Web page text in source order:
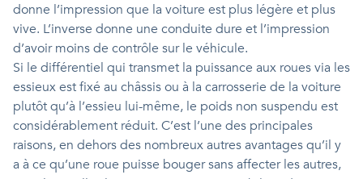
donne l’impression que la voiture est plus légère et plus
vive. L’inverse donne une conduite dure et l’impression
d’avoir moins de contrôle sur le véhicule.
Si le différentiel qui transmet la puissance aux roues via les
essieux est fixé au châssis ou à la carrosserie de la voiture
plutôt qu’à l’essieu lui-même, le poids non suspendu est
considérablement réduit. C’est l’une des principales
raisons, en dehors des nombreux autres avantages qu’il y
a à ce qu’une roue puisse bouger sans affecter les autres,